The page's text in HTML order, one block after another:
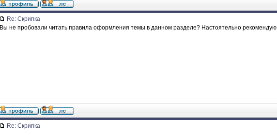
Re: Скрипка
Вы не пробовали читать правила оформления темы в данном разделе? Настоятельно
Re: Скрипка